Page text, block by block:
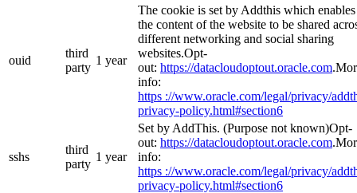
ouid
third
party
1 year
The cookie is set by Addthis which enables
the content of the website to be shared
different networking and social sharing
websites.Opt-
out: https://datacloudoptout.oracle.com
info:
https ://www.oracle.com/legal/privacy/
privacy-policy.html#section6
sshs
third
party
1 year
Set by AddThis. (Purpose not known)Opt-
out: https://datacloudoptout.oracle.com
info:
https ://www.oracle.com/legal/privacy/
privacy-policy.html#section6